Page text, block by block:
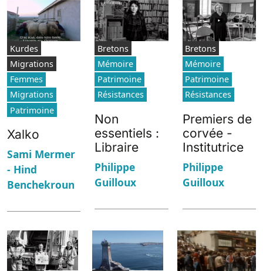
Kurdes
Migrations
Femmes
Migrations
Patrimoine
Xalko
Sami Mermer
- Hind
Benchekroun
Bretons
Mémoire
Patrimoine
Résistances
Non
essentiels :
Libraire
Philippe
Guilloux
Bretons
Mémoire
Patrimoine
Résistances
Premiers de
corvée -
Institutrice
Philippe
Guilloux